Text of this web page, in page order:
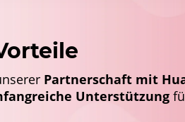
Partnerschaft mit
Unterstützung